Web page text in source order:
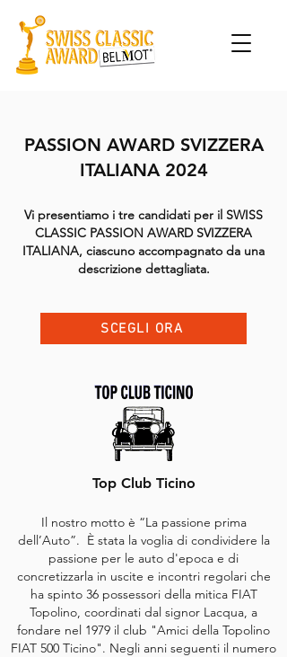
PASSION AWARD SVIZZERA
ITALIANA 2024
Vi presentiamo i tre candidati per il SWISS
CLASSIC PASSION AWARD SVIZZERA
ITALIANA, ciascuno accompagnato da una
descrizione dettagliata.
SCEGLI ORA
Top Club Ticino
Il nostro motto è “La passione prima
dell’Auto”. È stata la voglia di condividere la
passione per le auto d'epoca e di
concretizzarla in uscite e incontri regolari che
ha spinto 36 possessori della mitica FIAT
Topolino, coordinati dal signor Lacqua, a
fondare nel 1979 il club "Amici della Topolino
FIAT 500 Ticino". Negli anni seguenti il numero